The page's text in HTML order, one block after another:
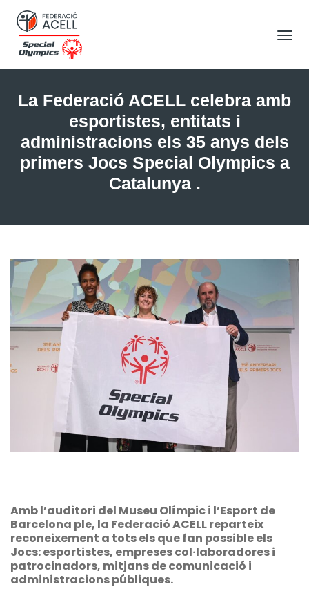
La Federació ACELL celebra amb
esportistes, entitats i
administracions els 35 anys dels
primers Jocs Special Olympics a
Catalunya .
Amb l’auditori del Museu Olímpic i l’Esport de
Barcelona ple, la Federació ACELL reparteix
reconeixement a tots els que fan possible els
Jocs: esportistes, empreses col·laboradores i
patrocinadors, mitjans de comunicació i
administracions públiques.